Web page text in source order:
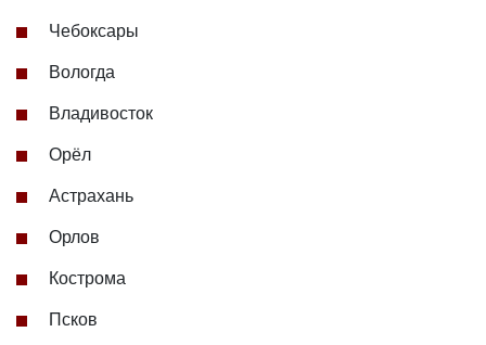
Чебоксары
Вологда
Владивосток
Орёл
Астрахань
Орлов
Кострома
Псков